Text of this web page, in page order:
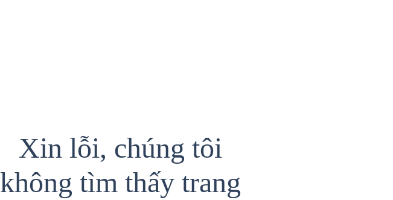
Xin lỗi, chúng tôi
không tìm thấy trang